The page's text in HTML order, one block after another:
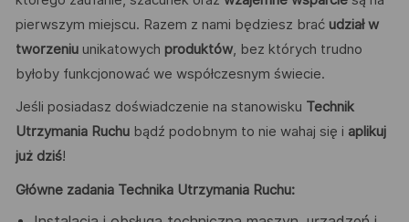
pierwszym miejscu. Razem z nami będziesz brać udział w
tworzeniuunikatowych produktów, bez których trudno
byłoby funkcjonować we współczesnym świecie.
Jeśli posiadasz doświadczenie na stanowisku Technik
Utrzymania Ruchubądź podobnym to nie wahaj się i aplikuj
już dziś!
Główne zadania Technika Utrzymania Ruchu: